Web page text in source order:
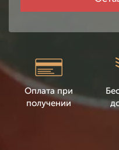
Оплата при
получении